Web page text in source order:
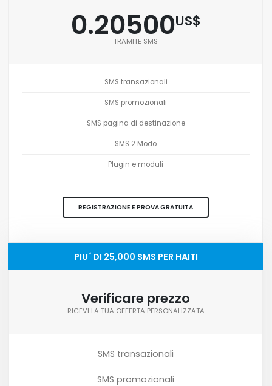
0.20500US$
TRAMITE SMS
SMS transazionali
SMS promozionali
SMS pagina di destinazione
SMS 2 Modo
Plugin e moduli
REGISTRAZIONE E PROVA GRATUITA
PIU´ DI 25,000 SMS PER HAITI
Verificare prezzo
RICEVI LA TUA OFFERTA PERSONALIZZATA
SMS transazionali
SMS promozionali